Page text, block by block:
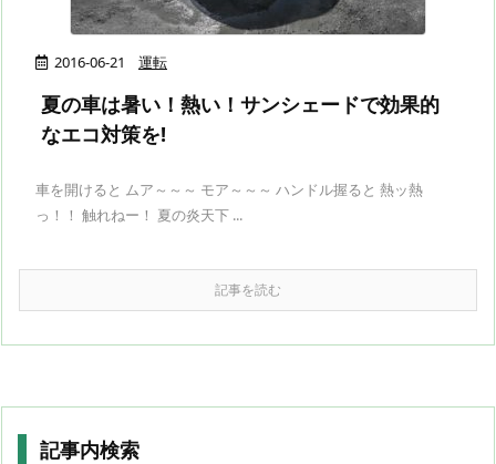
2016-06-21 運転
夏の車は暑い！熱い！サンシェードで効果的
なエコ対策を!
車を開けると ムア～～～ モア～～～ ハンドル握ると 熱ッ熱
っ！！ 触れねー！ 夏の炎天下 ...
記事を読む
記事内検索